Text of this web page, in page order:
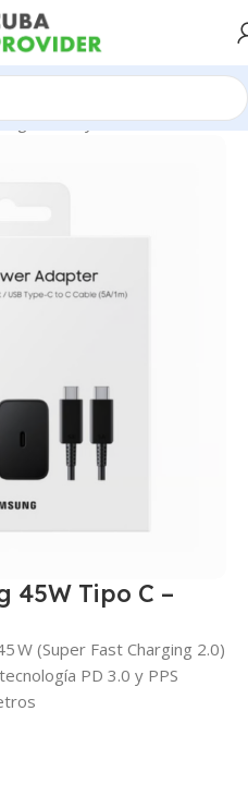
y cables
45W Tipo C –
W (Super Fast Charging 2.0)
PD 3.0 y PPS